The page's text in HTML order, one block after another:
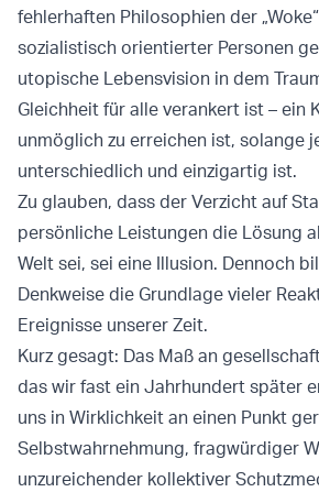
fehlerhaften Philosophien der
sozialistisch orientierter Personen
utopische Lebensvision in dem
Gleichheit für alle verankert ist – ein
unmöglich zu erreichen ist, solange
unterschiedlich und einzigartig ist.
Zu glauben, dass der Verzicht auf
persönliche Leistungen die Lösung
Welt sei, sei eine Illusion. Dennoch
Denkweise die Grundlage vieler
Ereignisse unserer Zeit.
Kurz gesagt: Das Maß an
das wir fast ein Jahrhundert später
uns in Wirklichkeit an einen Punkt
Selbstwahrnehmung, fragwürdiger
unzureichender kollektiver